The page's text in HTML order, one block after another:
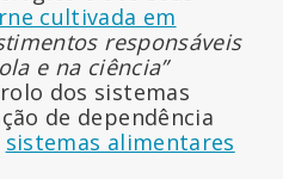
cultivada em
responsáveis
e na ciência”
dos sistemas
de dependência
sistemas alimentares